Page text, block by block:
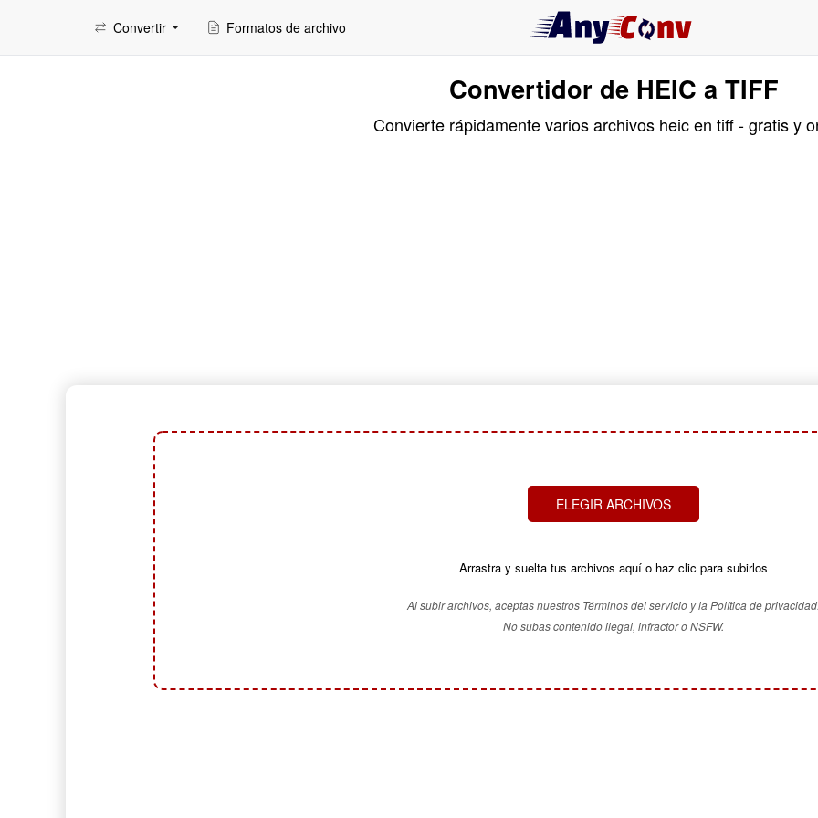
Convertir Formatos de archivo
Convertidor de HEIC a TIFF
Convierte rápidamente varios archivos heic en tiff - gratis y
ELEGIR ARCHIVOS
Arrastra y suelta tus archivos aquí o haz clic para subirlos
Al subir archivos, aceptas nuestros Términos del servicio y la Política de
No subas contenido ilegal, infractor o NSFW.